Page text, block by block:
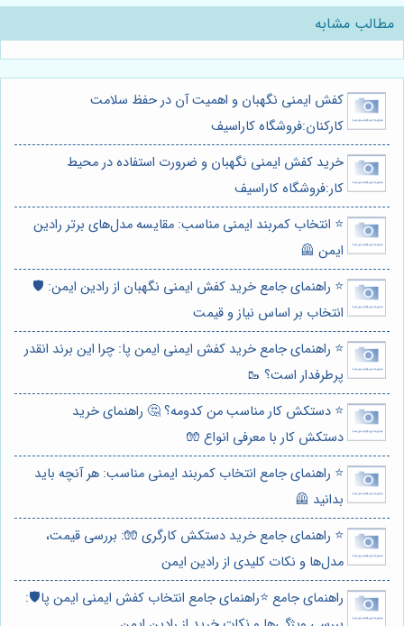
مطالب مشابه
کفش ایمنی نگهبان و اهمیت آن در حفظ سلامت
کارکنان:فروشگاه کاراسیف
خرید کفش ایمنی نگهبان و ضرورت استفاده در محیط
کار:فروشگاه کاراسیف
⭐️ انتخاب کمربند ایمنی مناسب: مقایسه مدل‌های برتر رادین
ایمن 🦺
⭐️ راهنمای جامع خرید کفش ایمنی نگهبان از رادین ایمن: 🛡️
انتخاب بر اساس نیاز و قیمت
⭐️ راهنمای جامع خرید کفش ایمنی ایمن پا: چرا این برند انقدر
پرطرفدار است؟ 🥾
⭐️ دستکش کار مناسب من کدومه؟ 🤔 راهنمای خرید
دستکش کار با معرفی انواع 🧤
⭐️ راهنمای جامع انتخاب کمربند ایمنی مناسب: هر آنچه باید
بدانید 🦺
⭐️ راهنمای جامع خرید دستکش کارگری 🧤: بررسی قیمت،
مدل‌ها و نکات کلیدی از رادین ایمن
راهنمای جامع ⭐️راهنمای جامع انتخاب کفش ایمنی ایمن پا🛡️: